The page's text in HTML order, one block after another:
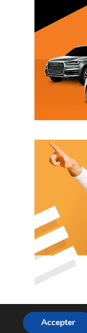
Accepter